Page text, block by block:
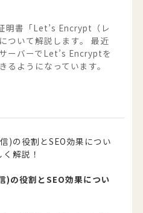
明書「Let’s Encrypt（レ
ついて解説します。 最近
ーバーでLet’s Encryptを
るようになっています。
)の役割とSEO効果につい